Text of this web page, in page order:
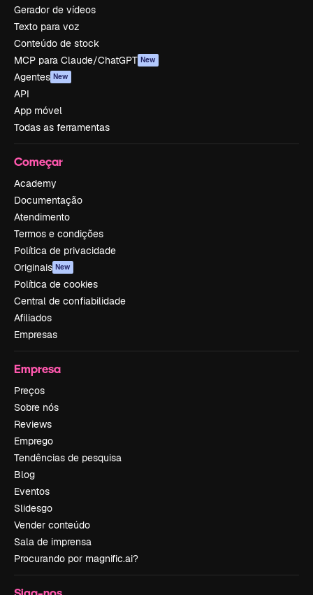
Gerador de vídeos
Texto para voz
Conteúdo de stock
MCP para Claude/ChatGPT New
Agentes New
API
App móvel
Todas as ferramentas
Começar
Academy
Documentação
Atendimento
Termos e condições
Política de privacidade
Originais New
Política de cookies
Central de confiabilidade
Afiliados
Empresas
Empresa
Preços
Sobre nós
Reviews
Emprego
Tendências de pesquisa
Blog
Eventos
Slidesgo
Vender conteúdo
Sala de imprensa
Procurando por magnific.ai?